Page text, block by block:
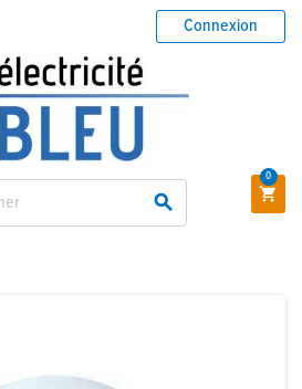

Connexion

0